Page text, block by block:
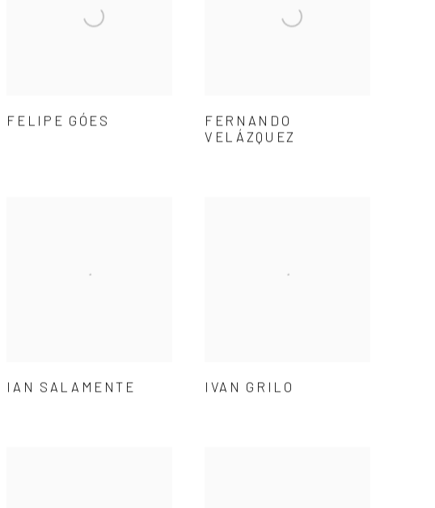
FELIPE GÓES
FERNANDO
VELÁZQUEZ
IAN SALAMENTE IVAN GRILO